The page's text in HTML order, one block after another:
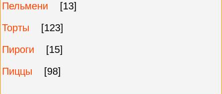
Пельмени
[13]
Торты
[123]
Пироги
[15]
Пиццы
[98]